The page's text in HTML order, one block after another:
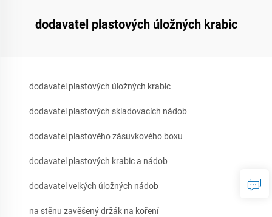
dodavatel plastových úložných krabic
dodavatel plastových úložných krabic
dodavatel plastových skladovacích nádob
dodavatel plastového zásuvkového boxu
dodavatel plastových krabic a nádob
dodavatel velkých úložných nádob
na stěnu zavěšený držák na koření